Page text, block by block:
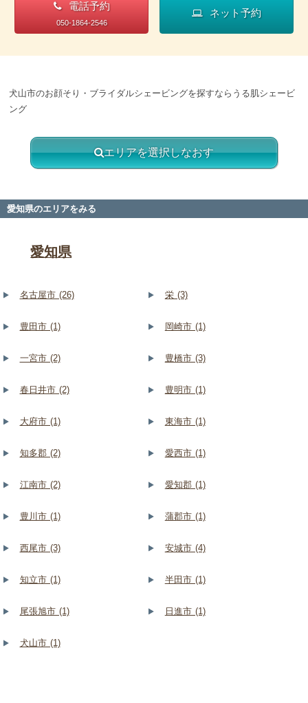
電話予約
050-1864-2546
ネット予約
犬山市のお顔そり・ブライダルシェービングを探すならうる肌シェービ
ング
エリアを選択しなおす
愛知県のエリアをみる
愛知県
名古屋市 (26) 栄 (3)
豊田市 (1) 岡崎市 (1)
一宮市 (2) 豊橋市 (3)
春日井市 (2) 豊明市 (1)
大府市 (1) 東海市 (1)
知多郡 (2) 愛西市 (1)
江南市 (2) 愛知郡 (1)
豊川市 (1) 蒲郡市 (1)
西尾市 (3) 安城市 (4)
知立市 (1) 半田市 (1)
尾張旭市 (1) 日進市 (1)
犬山市 (1)